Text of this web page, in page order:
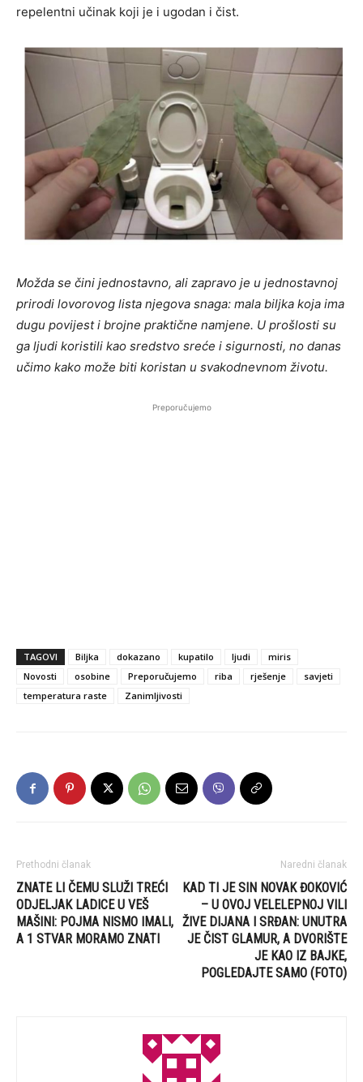
repelentni učinak koji je i ugodan i čist.
Možda se čini jednostavno, ali zapravo je u jednostavnoj
prirodi lovorovog lista njegova snaga: mala biljka koja ima
dugu povijest i brojne praktične namjene. U prošlosti su
ga ljudi koristili kao sredstvo sreće i sigurnosti, no danas
učimo kako može biti koristan u svakodnevnom životu.
Preporučujemo
TAGOVI Biljka dokazano kupatilo ljudi
miris
Novosti
osobine Preporučujemo riba rješenje
savjeti
temperatura raste
Zanimljivosti
Prethodni članak
ZNATE LI ČEMU SLUŽI TREĆI
ODJELJAK LADICE U VEŠ
MAŠINI: POJMA NISMO IMALI,
A 1 STVAR MORAMO ZNATI
Naredni članak
KAD TI JE SIN NOVAK ĐOKOVIĆ
– U OVOJ VELELEPNOJ VILI
ŽIVE DIJANA I SRĐAN: UNUTRA
JE ČIST GLAMUR, A DVORIŠTE
JE KAO IZ BAJKE,
POGLEDAJTE SAMO (FOTO)